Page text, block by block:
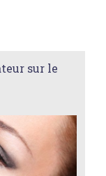
sur le